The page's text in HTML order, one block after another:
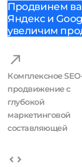
Продвинем
Яндекс и
увеличим
Комплексное
продвижение с
глубокой
маркетинговой
составляющей